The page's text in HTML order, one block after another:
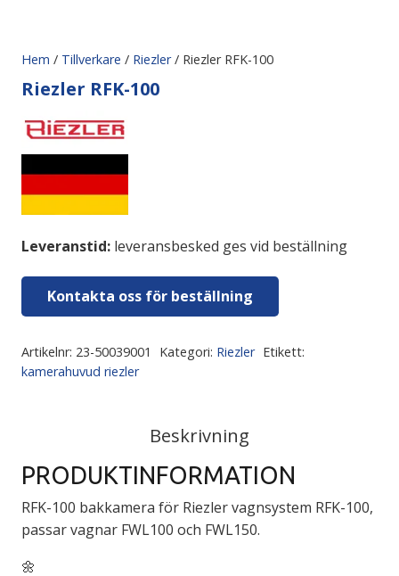
Hem / Tillverkare / Riezler/ Riezler RFK-100
Riezler RFK-100
Leveranstid: leveransbesked ges vid beställning
Kontakta oss för beställning
Artikelnr: 23-50039001 Kategori: Riezler Etikett:
kamerahuvud riezler
Beskrivning
PRODUKTINFORMATION
RFK-100 bakkamera för Riezler vagnsystem RFK-100,
passar vagnar FWL100 och FWL150.
🌼